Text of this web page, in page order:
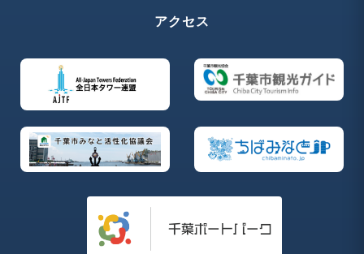
アクセス